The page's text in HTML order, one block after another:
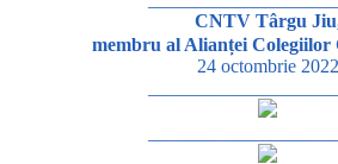
CNTV Târgu
membru al Alianței Colegiilor
24 octombrie 2022